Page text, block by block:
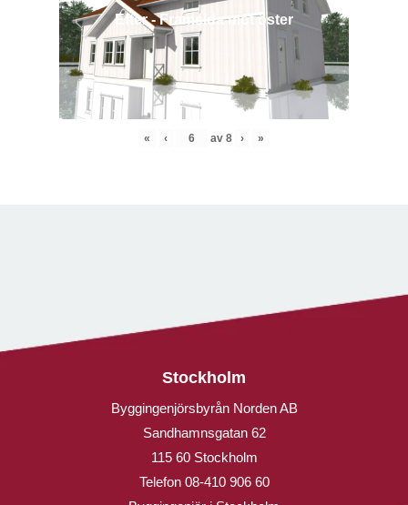
Efter - Framsida mot öster
« ‹ av 8 › »
Stockholm
Byggingenjörsbyrån Norden AB
Sandhamnsgatan 62
115 60 Stockholm
Telefon 08-410 906 60